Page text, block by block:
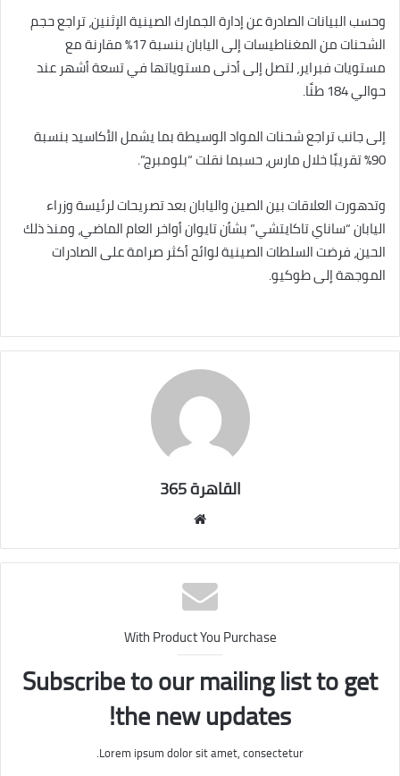
وحسب البيانات الصادرة عن إدارة الجمارك الصينية الإثنين، تراجع حجم
الشحنات من المغناطيسات إلى اليابان بنسبة 17% مقارنة مع
مستويات فبراير، لتصل إلى أدنى مستوياتها في تسعة أشهر عند
حوالي 184 طنًا.
إلى جانب تراجع شحنات المواد الوسيطة بما يشمل الأكاسيد بنسبة
90% تقريبًا خلال مارس، حسبما نقلت “بلومبرج”.
وتدهورت العلاقات بين الصين واليابان بعد تصريحات لرئيسة وزراء
اليابان “ساناي تاكايتشي” بشأن تايوان أواخر العام الماضي، ومنذ ذلك
الحين، فرضت السلطات الصينية لوائح أكثر صرامة على الصادرات
الموجهة إلى طوكيو.
القاهرة 365
With Product You Purchase
Subscribe to our mailing list to get
the new updates!
Lorem ipsum dolor sit amet, consectetur.